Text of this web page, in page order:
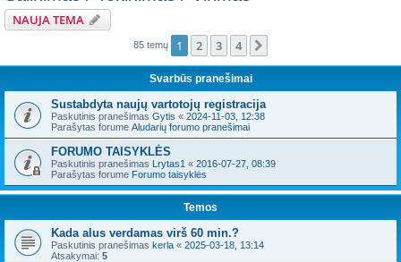
NAUJA TEMA
85 temų 1 2 3 4
Svarbūs pranešimai
Sustabdyta naujų vartotojų registracija
Paskutinis pranešimas Gytis « 2024-11-03, 12:38
Parašytas forume Aludarių forumo pranešimai
FORUMO TAISYKLĖS
Paskutinis pranešimas Lrytas1 « 2016-07-27, 08:39
Parašytas forume Forumo taisyklės
Temos
Kada alus verdamas virš 60 min.?
Paskutinis pranešimas kerla « 2025-03-18, 13:14
Atsakymai: 5